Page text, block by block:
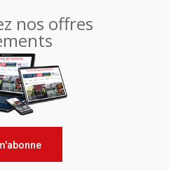
nos offres